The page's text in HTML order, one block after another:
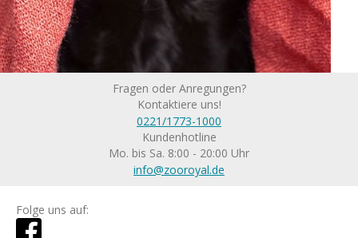
Fragen oder Anregungen?
Kontaktiere uns!
0221/1773-1000
Kundenhotline
Mo. bis Sa. 8:00 - 20:00 Uhr
info@zooroyal.de
Folge uns auf: